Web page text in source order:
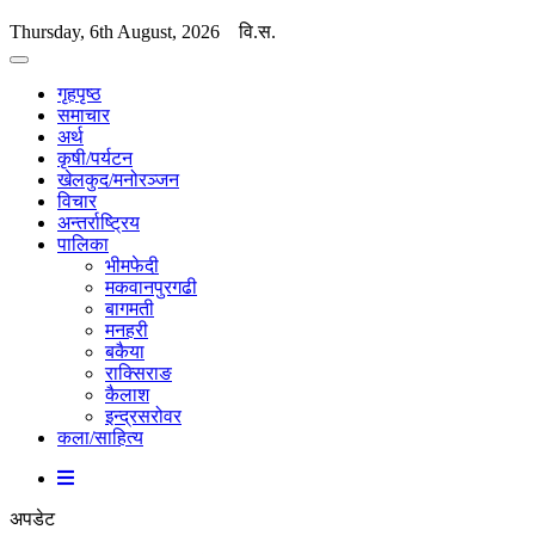
Thursday, 6th August, 2026 वि.स.
गृहपृष्ठ
समाचार
अर्थ
कृषी/पर्यटन
खेलकुद/मनोरञ्जन
विचार
अन्तर्राष्ट्रिय
पालिका
भीमफेदी
मकवानपुरगढी
बागमती
मनहरी
बकैया
राक्सिराङ
कैलाश
इन्द्रसरोवर
कला/साहित्य
अपडेट